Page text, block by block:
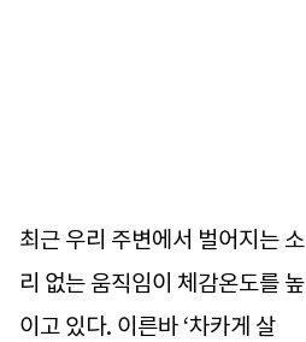
최근 우리 주변에서 벌어지는 소
리 없는 움직임이 체감온도를 높
이고 있다. 이른바 ‘차카게 살